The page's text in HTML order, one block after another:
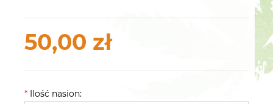
50,00 zł
* Ilość nasion: